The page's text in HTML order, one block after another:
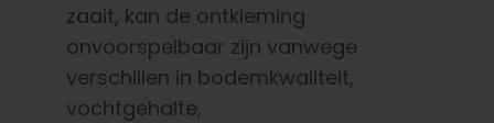
zaait, kan de ontkieming
onvoorspelbaar zijn vanwege
verschillen in bodemkwaliteit,
vochtgehalte,